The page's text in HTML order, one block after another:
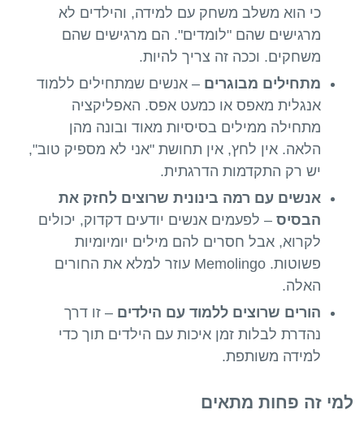
כי הוא משלב משחק עם למידה, והילדים לא
מרגישים שהם "לומדים". הם מרגישים שהם
משחקים. וככה זה צריך להיות.
מתחילים מבוגרים – אנשים שמתחילים ללמוד
אנגלית מאפס או כמעט אפס. האפליקציה
מתחילה ממילים בסיסיות מאוד ובונה מהן
הלאה. אין לחץ, אין תחושת "אני לא מספיק טוב",
יש רק התקדמות הדרגתית.
אנשים עם רמה בינונית שרוצים לחזק את
הבסיס – לפעמים אנשים יודעים דקדוק, יכולים
לקרוא, אבל חסרים להם מילים יומיומיות
פשוטות. Memolingo עוזר למלא את החורים
האלה.
הורים שרוצים ללמוד עם הילדים – זו דרך
נהדרת לבלות זמן איכות עם הילדים תוך כדי
למידה משותפת.
למי זה פחות מתאים